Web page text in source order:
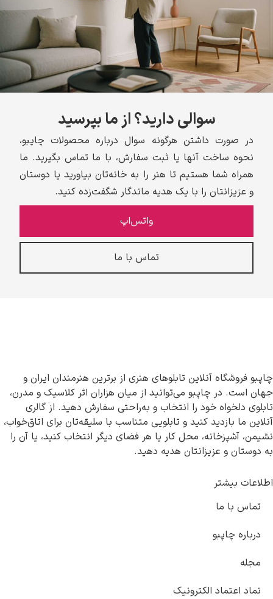
سوالی دارید؟ از ما بپرسید
در صورت داشتن هرگونه سوال درباره محصولات چاپبو،
نحوه ساخت آنها یا ثبت سفارش، با ما تماس بگیرید. ما
همراه شما هستیم تا هنر را به خانه‌تان بیاورید یا دوستان
و عزیزانتان را با یک هدیه ماندگار شگفت‌زده کنید.
واتس‌اپ
تماس با ما
چاپبو فروشگاه آنلاین تابلوهای هنری از برترین هنرمندان ایران و
جهان است. در چاپبو می‌توانید از میان هزاران اثر کلاسیک و مدرن،
تابلوی دلخواه خود را انتخاب و به‌راحتی سفارش دهید. از گالری
آنلاین ما بازدید کنید و تابلویی متناسب با سلیقه‌تان برای اتاق‌خواب،
نشیمن، آشپزخانه، محل کار یا هر فضای دیگر انتخاب کنید، یا آن را
به دوستان و عزیزانتان هدیه دهید.
اطلاعات بیشتر
تماس با ما
درباره چاپبو
مجله
نماد اعتماد الکترونیک